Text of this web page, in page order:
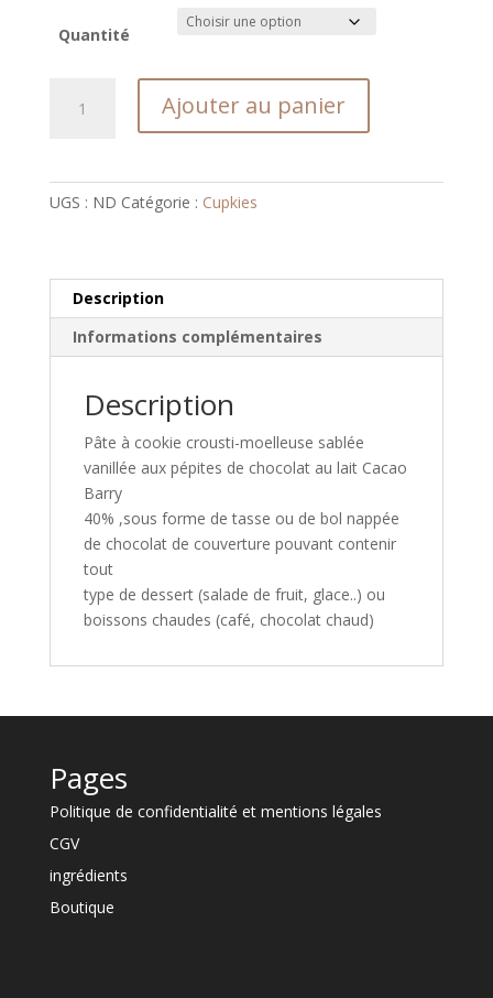
Quantité
Ajouter au panier
UGS : ND Catégorie : Cupkies
Description
Informations complémentaires
Description
Pâte à cookie crousti-moelleuse sablée
vanillée aux pépites de chocolat au lait Cacao
Barry
40% ,sous forme de tasse ou de bol nappée
de chocolat de couverture pouvant contenir
tout
type de dessert (salade de fruit, glace..) ou
boissons chaudes (café, chocolat chaud)
Pages
Politique de confidentialité et mentions légales
CGV
ingrédients
Boutique